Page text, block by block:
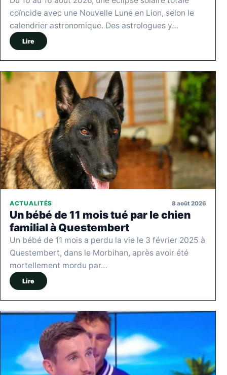
coïncide avec une Nouvelle Lune en Lion, selon le
calendrier astronomique. Des astrologues y…
Lire
ACTUALITÉS 8 août 2026
Un bébé de 11 mois tué par le chien
familial à Questembert
Un bébé de 11 mois a perdu la vie le 3 février 2025 à
Questembert, dans le Morbihan, après avoir été
mortellement mordu par…
Lire